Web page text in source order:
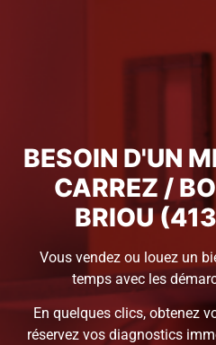
BESOIN D'UN
CARREZ /
BRIOU
Vous vendez ou louez un
temps avec les
En quelques clics, obtenez
réservez vos diagnostics